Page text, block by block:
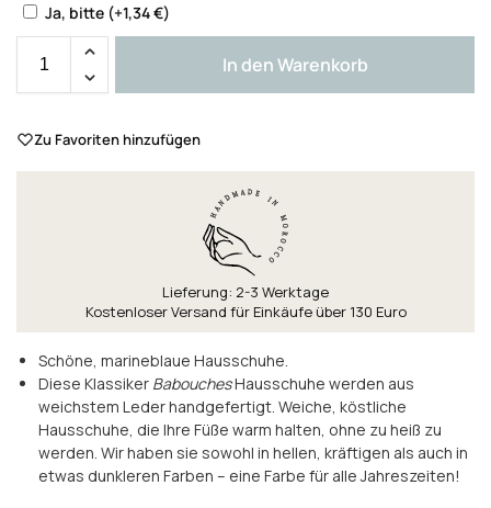
Ja, bitte (+1,34€)
In den Warenkorb
Zu Favoriten hinzufügen
Lieferung: 2-3 Werktage
Kostenloser Versand für Einkäufe über 130 Euro
Schöne, marineblaue Hausschuhe.
Diese Klassiker BabouchesHausschuhe werden aus
weichstem Leder handgefertigt. Weiche, köstliche
Hausschuhe, die Ihre Füße warm halten, ohne zu heiß zu
werden. Wir haben sie sowohl in hellen, kräftigen als auch in
etwas dunkleren Farben – eine Farbe für alle Jahreszeiten!